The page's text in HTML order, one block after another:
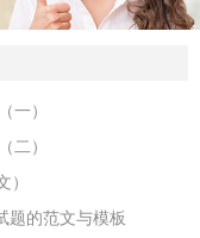
一）
二）
题的范文与模板